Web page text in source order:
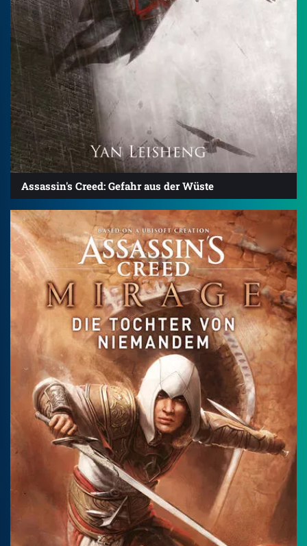
Assassin's Creed: Gefahr aus der Wüste